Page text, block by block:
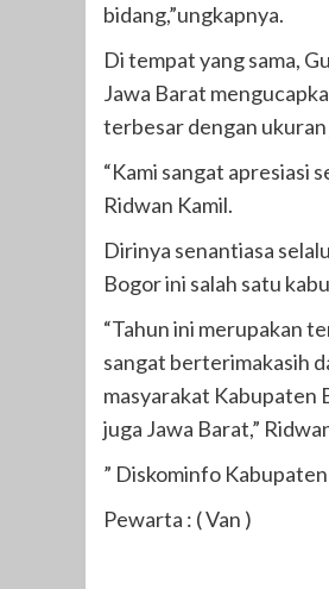
bidang,”ungkapnya.
Di tempat yang sama,
Jawa Barat
terbesar dengan
“Kami sangat apresiasi
Ridwan Kamil.
Dirinya senantiasa
Bogor ini salah satu
“Tahun ini merupakan
sangat berterimakasih
masyarakat Kabupaten
juga Jawa Barat,”
” Diskominfo
Pewarta : ( Van )